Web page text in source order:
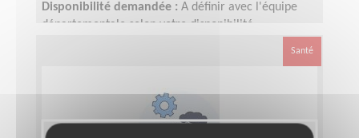
Disponibilité demandée : A définir avec l'équipe
départementale selon votre disponibilité
Santé